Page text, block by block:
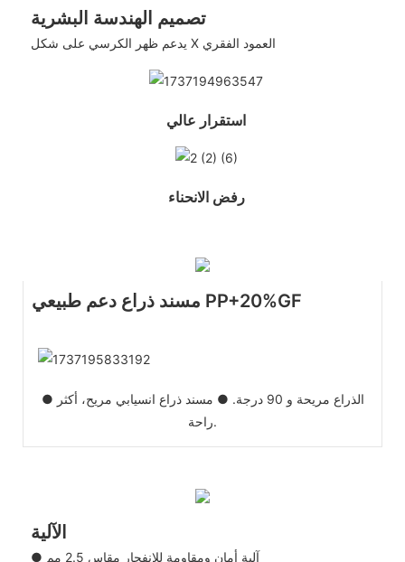
تصميم الهندسة البشرية
يدعم ظهر الكرسي على شكل X العمود الفقري
استقرار عالي
رفض الانحناء
مسند ذراع دعم طبيعي PP+20%GF
● الذراع مريحة و 90 درجة. ● مسند ذراع انسيابي مريح، أكثر
راحة.
الآلية
● آلية أمان ومقاومة للانفجار مقاس 2.5 مم